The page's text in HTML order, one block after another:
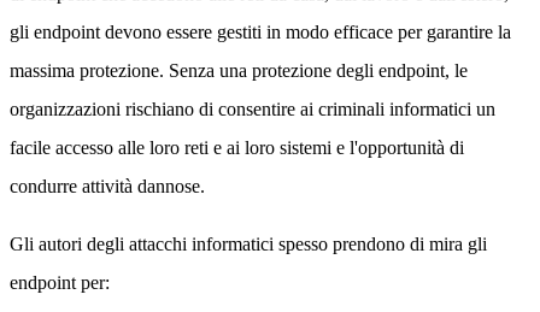
gli endpoint devono essere gestiti in modo efficace per garantire la
massima protezione. Senza una protezione degli endpoint, le
organizzazioni rischiano di consentire ai criminali informatici un
facile accesso alle loro reti e ai loro sistemi e l'opportunità di
condurre attività dannose.
Gli autori degli attacchi informatici spesso prendono di mira gli
endpoint per: